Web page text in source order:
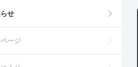
せ
ージ